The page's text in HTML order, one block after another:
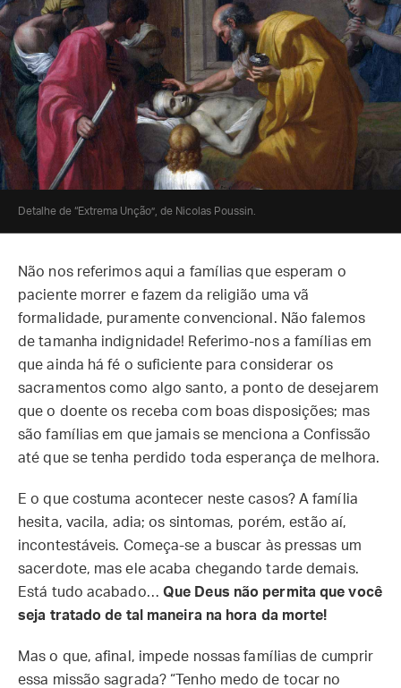
Detalhe de “Extrema Unção”, de Nicolas Poussin.
Não nos referimos aqui a famílias que esperam o
paciente morrer e fazem da religião uma vã
formalidade, puramente convencional. Não falemos
de tamanha indignidade! Referimo-nos a famílias em
que ainda há fé o suficiente para considerar os
sacramentos como algo santo, a ponto de desejarem
que o doente os receba com boas disposições; mas
são famílias em que jamais se menciona a Confissão
até que se tenha perdido toda esperança de melhora.
E o que costuma acontecer neste casos? A família
hesita, vacila, adia; os sintomas, porém, estão aí,
incontestáveis. Começa-se a buscar às pressas um
sacerdote, mas ele acaba chegando tarde demais.
Está tudo acabado… Que Deus não permita que você
seja tratado de tal maneira na hora da morte!
Mas o que, afinal, impede nossas famílias de cumprir
essa missão sagrada? “Tenho medo de tocar no